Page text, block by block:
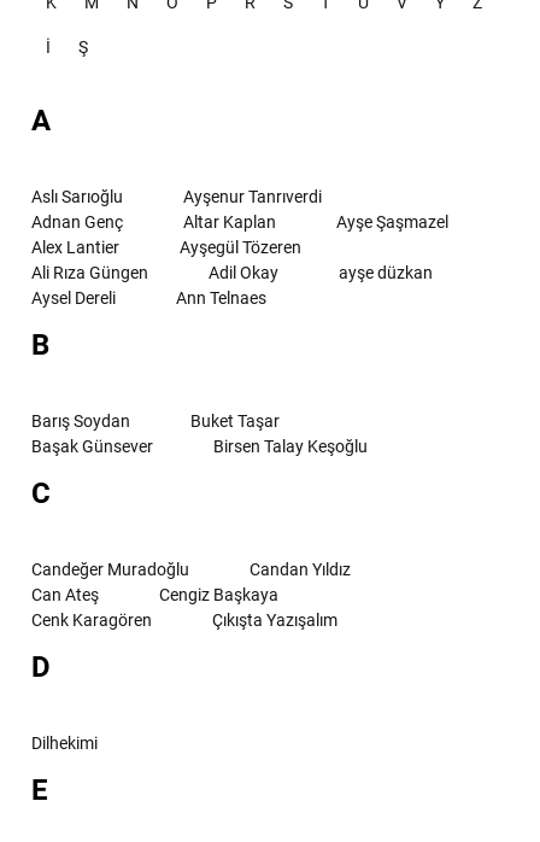
İ Ş
A
Aslı Sarıoğlu
Ayşenur Tanrıverdi
Adnan Genç
Altar Kaplan
Ayşe Şaşmazel
Alex Lantier
Ayşegül Tözeren
Ali Rıza Güngen
Adil Okay
ayşe düzkan
Aysel Dereli
Ann Telnaes
B
Barış Soydan
Buket Taşar
Başak Günsever
Birsen Talay Keşoğlu
C
Candeğer Muradoğlu
Candan Yıldız
Can Ateş
Cengiz Başkaya
Cenk Karagören
Çıkışta Yazışalım
D
Dilhekimi
E